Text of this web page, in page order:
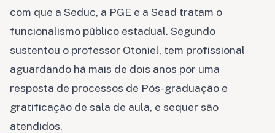
com que a Seduc, a PGE e a Sead tratam o
funcionalismo público estadual. Segundo
sustentou o professor Otoniel, tem profissional
aguardando há mais de dois anos por uma
resposta de processos de Pós-graduação e
gratificação de sala de aula, e sequer são
atendidos.